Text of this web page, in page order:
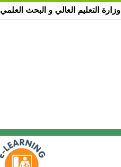
وزارة التعليم العالي و البحث العلمي